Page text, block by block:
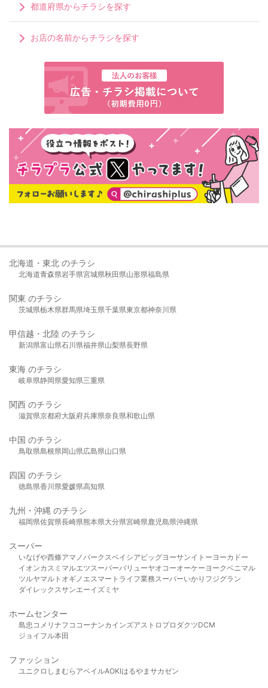
都道府県からチラシを探す
お店の名前からチラシを探す
北海道・東北 のチラシ
北海道青森県岩手県宮城県秋田県山形県福島県
関東 のチラシ
茨城県栃木県群馬県埼玉県千葉県東京都神奈川県
甲信越・北陸 のチラシ
新潟県富山県石川県福井県山梨県長野県
東海 のチラシ
岐阜県静岡県愛知県三重県
関西 のチラシ
滋賀県京都府大阪府兵庫県奈良県和歌山県
中国 のチラシ
鳥取県島根県岡山県広島県山口県
四国 のチラシ
徳島県香川県愛媛県高知県
九州・沖縄 のチラシ
福岡県佐賀県長崎県熊本県大分県宮崎県鹿児島県沖縄県
スーパー
いなげや西條アマノパークスベイシア ビッグヨーサンイトーヨーカドー
イオンカスミ マルエツスーパーバリューヤオコーオーケー ヨークベニマル
ツルヤマルト オギノ エスマート ライフ業務スーパーいかり フジグラン
ダイレックスサンエーイズミヤ
ホームセンター
島忠 コメリ ナフコ コーナンカインズアストロプロダクツDCM
ジョイフル本田
ファッション
ユニクロ しまむら アベイルAOKIはるやま サカゼン